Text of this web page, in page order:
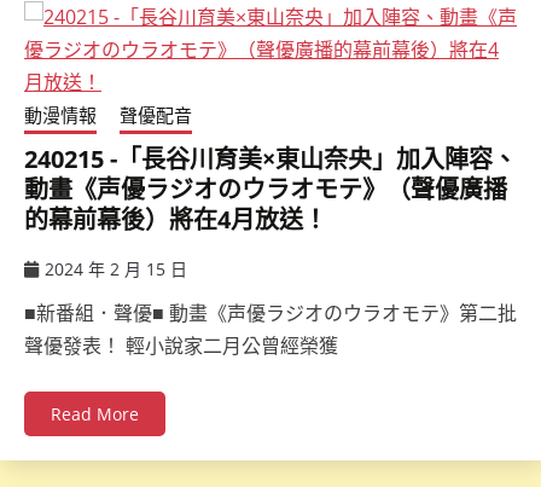
動漫情報 聲優配音
240215 -「長谷川育美×東山奈央」加入陣容、
動畫《声優ラジオのウラオモテ》（聲優廣播
的幕前幕後）將在4月放送！
2024 年 2 月 15 日
■新番組．聲優■ 動畫《声優ラジオのウラオモテ》第二批
聲優發表！ 輕小說家二月公曾經榮獲
Read More